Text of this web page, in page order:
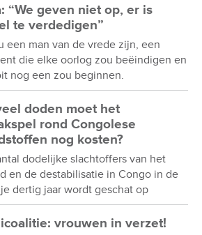
“We geven niet op, er is
te verdedigen”
een man van de vrede zijn, een
die elke oorlog zou beëindigen en
nog een zou beginnen.
doden moet het
rond Congolese
nog kosten?
dodelijke slachtoffers van het
en de destabilisatie in Congo in de
dertig jaar wordt geschat op
vrouwen in verzet!